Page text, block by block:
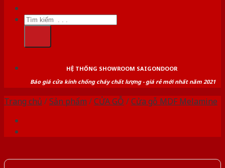
Tìm
kiếm:
HỆ THỐNG SHOWROOM SAIGONDOOR
Báo giá cửa kính chống cháy chất lượng - giá rẻ mới nhất năm 2021
Trang chủ /Sản phẩm /CỬA GỖ /Cửa gỗ MDF Melamine